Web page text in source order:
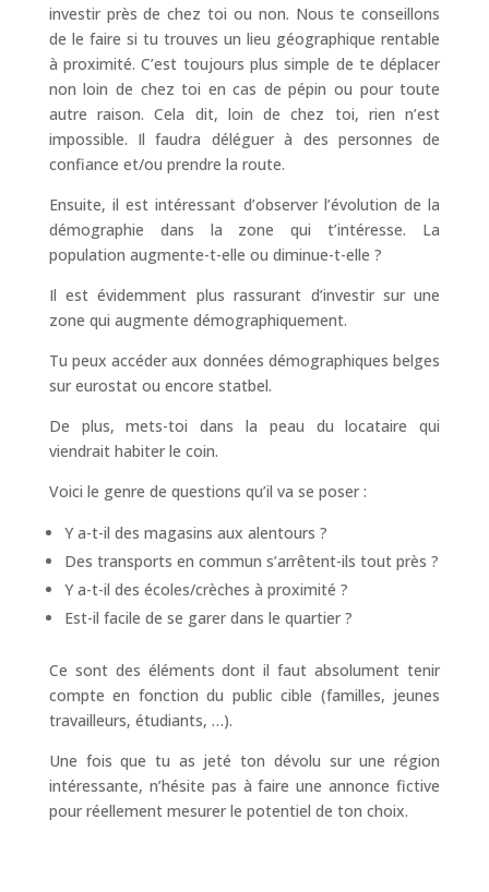
investir près de chez toi ou non. Nous te conseillons
de le faire si tu trouves un lieu géographique rentable
à proximité. C’est toujours plus simple de te déplacer
non loin de chez toi en cas de pépin ou pour toute
autre raison. Cela dit, loin de chez toi, rien n’est
impossible. Il faudra déléguer à des personnes de
confiance et/ou prendre la route.
Ensuite, il est intéressant d’observer l’évolution de la
démographie dans la zone qui t’intéresse. La
population augmente-t-elle ou diminue-t-elle ?
Il est évidemment plus rassurant d’investir sur une
zone qui augmente démographiquement.
Tu peux accéder aux données démographiques belges
sur eurostat ou encore statbel.
De plus, mets-toi dans la peau du locataire qui
viendrait habiter le coin.
Voici le genre de questions qu’il va se poser :
Y a-t-il des magasins aux alentours ?
Des transports en commun s’arrêtent-ils tout près ?
Y a-t-il des écoles/crèches à proximité ?
Est-il facile de se garer dans le quartier ?
Ce sont des éléments dont il faut absolument tenir
compte en fonction du public cible (familles, jeunes
travailleurs, étudiants, …).
Une fois que tu as jeté ton dévolu sur une région
intéressante, n’hésite pas à faire une annonce fictive
pour réellement mesurer le potentiel de ton choix.